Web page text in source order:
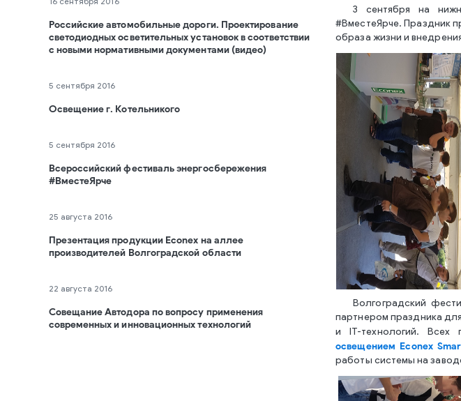
16 сентября 2016
Российские автомобильные дороги. Проектирование
светодиодных осветительных установок в соответствии
с новыми нормативными документами (видео)
5 сентября 2016
Освещение г. Котельникого
5 сентября 2016
Всероссийский фестиваль энергосбережения
#ВместеЯрче
25 августа 2016
Презентация продукции Econex на аллее
производителей Волгоградской области
22 августа 2016
Совещание Автодора по вопросу применения
современных и инновационных технологий
3 сентября на
#ВместеЯрче. Праздник
образа жизни и
Волгоградский
партнером праздника
и IT-технологий. Всех
освещением Econex
работы системы на